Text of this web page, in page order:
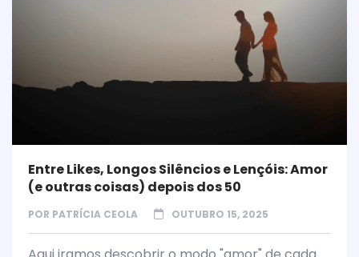
Entre Likes, Longos Silêncios e Lençóis: Amor
(e outras coisas) depois dos 50
POR PATRÍCIA CEOLA OUTUBRO 15, 2025